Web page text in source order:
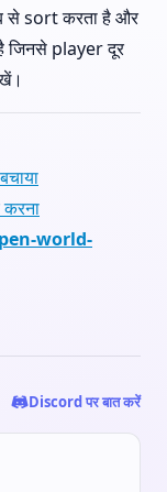
से sort करता है और
player दूर
world-
Discord पर बात करें